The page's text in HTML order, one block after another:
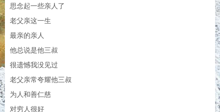
思念起一些亲人了
老父亲这一生
最亲的亲人
他总说是他三叔
很遗憾我没见过
老父亲常夸耀他三叔
为人和善仁慈
对穷人很好